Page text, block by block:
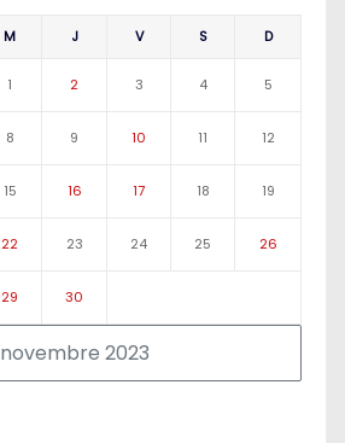
novembre 2023
M J V S D
1 2 3 4 5
8 9 10 11 12
15 16 17 18 19
22 23 24 25 26
29 30